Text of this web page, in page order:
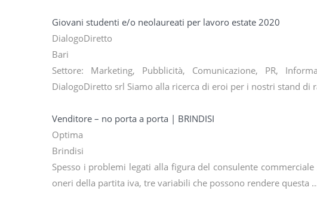
Giovani studenti e/o neolaureati per lavoro estate 2020
DialogoDiretto
Bari
Settore: Marketing, Pubblicità, Comunicazione, PR,
DialogoDiretto srl Siamo alla ricerca di eroi per i nostri stand di
Venditore – no porta a porta | BRINDISI
Optima
Brindisi
Spesso i problemi legati alla figura del consulente
oneri della partita iva, tre variabili che possono rendere questa